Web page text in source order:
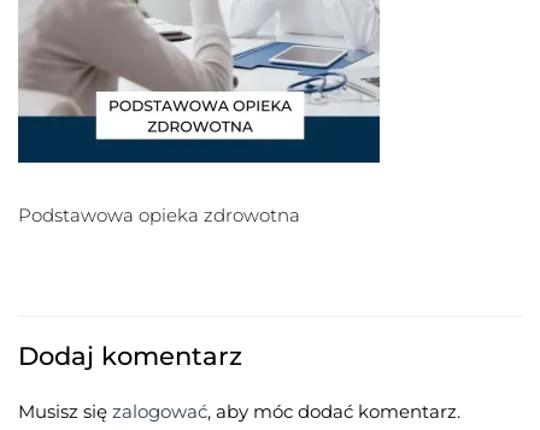
Podstawowa opieka zdrowotna
Dodaj komentarz
Musisz się zalogować, aby móc dodać komentarz.